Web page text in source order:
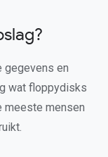
gegevens en
wat floppydisks
meeste mensen